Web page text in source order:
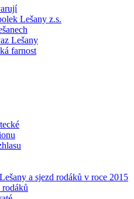
Lešany z.s.
Lešany
farnost
a sjezd rodáků v roce 2015
rodáků